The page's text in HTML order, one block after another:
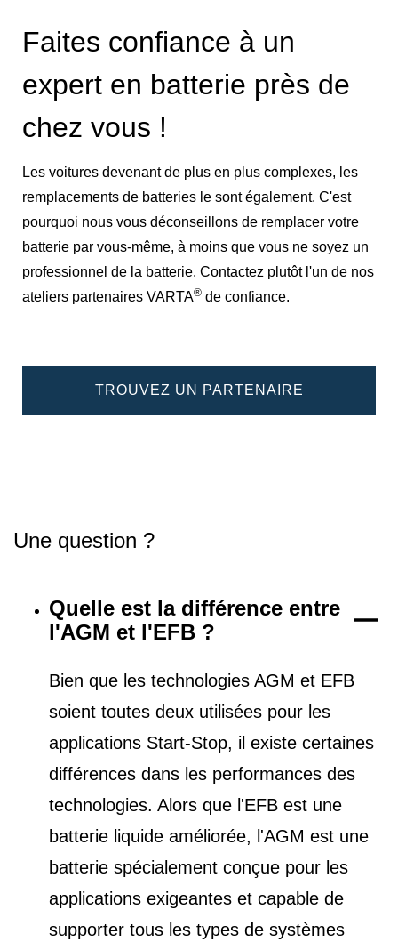
Faites confiance à un
expert en batterie près de
chez vous !
Les voitures devenant de plus en plus complexes, les
remplacements de batteries le sont également. C'est
pourquoi nous vous déconseillons de remplacer votre
batterie par vous-même, à moins que vous ne soyez un
professionnel de la batterie. Contactez plutôt l'un de nos
ateliers partenaires VARTA® de confiance.
TROUVEZ UN PARTENAIRE
Une question ?
Quelle est la différence entre
l'AGM et l'EFB ?
Bien que les technologies AGM et EFB
soient toutes deux utilisées pour les
applications Start-Stop, il existe certaines
différences dans les performances des
technologies. Alors que l'EFB est une
batterie liquide améliorée, l'AGM est une
batterie spécialement conçue pour les
applications exigeantes et capable de
supporter tous les types de systèmes